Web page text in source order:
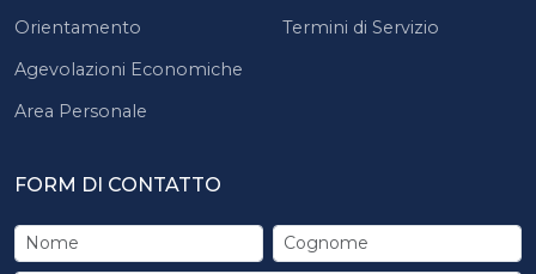
Orientamento
Agevolazioni Economiche
Area Personale
Termini di Servizio
FORM DI CONTATTO